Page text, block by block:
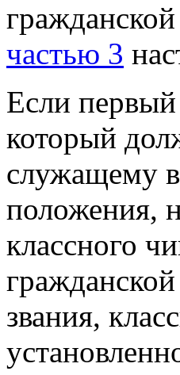
частью 3
Если
который
служащему
положения,
классного
звания,